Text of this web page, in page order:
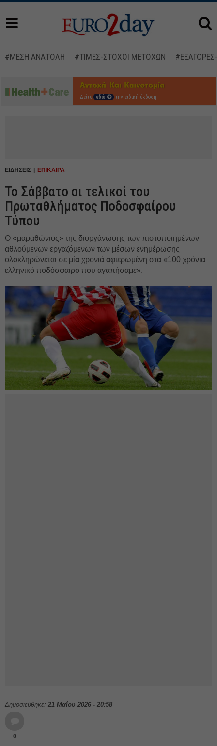
#ΜΕΣΗ ΑΝΑΤΟΛΗ #ΤΙΜΕΣ-ΣΤΟΧΟΙ ΜΕΤΟΧΩΝ
Δείτε εδώ την ειδική έκδοση
ΕΙΔΗΣΕΙΣ ΕΠΙΚΑΙΡΑ
Το Σάββατο οι τελικοί του
Πρωταθλήματος Ποδοσφαίρου
Τύπου
Ο «μαραθώνιος» της διοργάνωσης των πιστοποιημένων
αθλούμενων εργαζόμενων των μέσων ενημέρωσης
ολοκληρώνεται σε μία χρονιά αφιερωμένη στα «100 χρόνια
ελληνικό ποδόσφαιρο που αγαπήσαμε».
Δημοσιεύθηκε: 21 Μαΐου 2026 - 20:58
0